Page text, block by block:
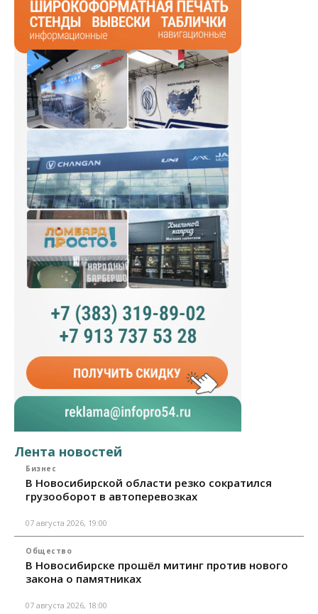
Лента новостей
Бизнес
В Новосибирской области резко сократился
грузооборот в автоперевозках
07 августа 2026, 19:00
Общество
В Новосибирске прошёл митинг против нового
закона о памятниках
07 августа 2026, 18:00